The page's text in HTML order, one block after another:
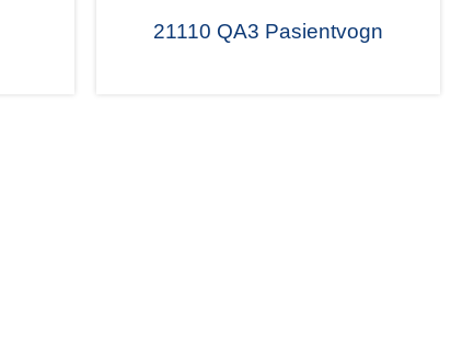
21110 QA3 Pasientvogn